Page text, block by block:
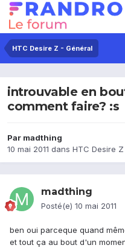
HTC Desire Z - Général
introuvable en
comment faire? :s
Par madthing
10 mai 2011 dans HTC Desire
madthing
Posté(e) 10 mai 2011
ben oui parceque quand
et tout ça au bout d'un